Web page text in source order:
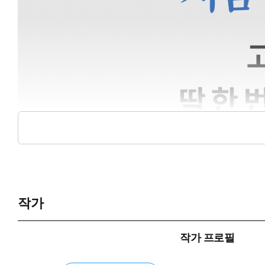
작가
작가 프로필